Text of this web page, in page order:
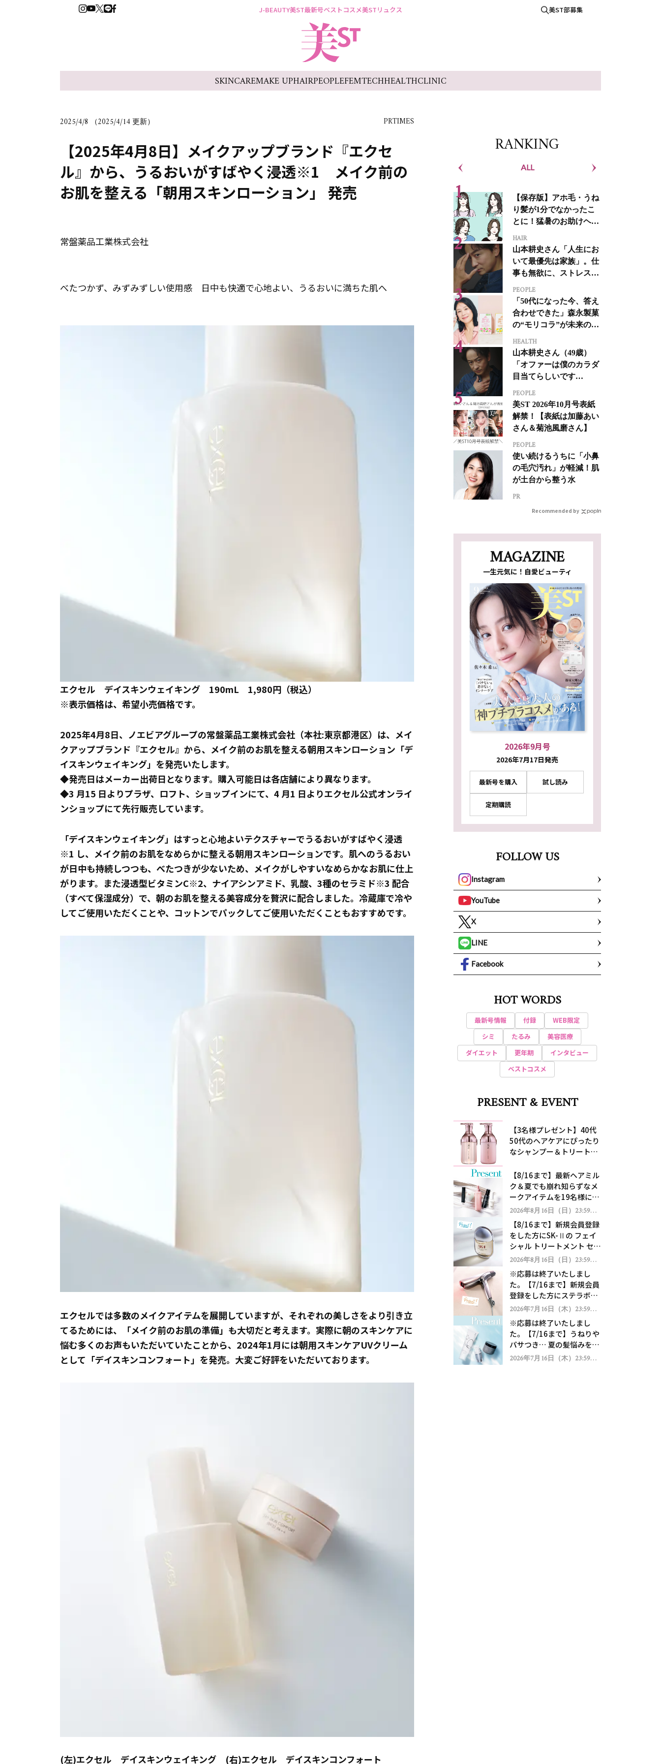
J-BEAUTY美ST最新号ベストコスメ美STリュクス 美ST部募集
SKINCAREMAKE UPHAIRPEOPLEFEMTECHHEALTHCLINIC
2025/4/8 （2025/4/14 更新） PRTIMES
【2025年4月8日】メイクアップブランド『エクセ
ル』から、うるおいがすばやく浸透※1 メイク前の
お肌を整える「朝用スキンローション」 発売
常盤薬品工業株式会社
べたつかず、みずみずしい使用感 日中も快適で心地よい、うるおいに満ちた肌へ
エクセル デイスキンウェイキング 190mL 1,980円（税込）
※表示価格は、希望小売価格です。
2025年4月8日、ノエビアグループの常盤薬品工業株式会社（本社:東京都港区）は、メイ
クアップブランド『エクセル』から、メイク前のお肌を整える朝用スキンローション「デ
イスキンウェイキング」を発売いたします。
◆発売日はメーカー出荷日となります。購入可能日は各店舗により異なります。
◆3 月15 日よりプラザ、ロフト、ショップインにて、4 月1 日よりエクセル公式オンライ
ンショップにて先行販売しています。
「デイスキンウェイキング」はすっと心地よいテクスチャーでうるおいがすばやく浸透
※1 し、メイク前のお肌をなめらかに整える朝用スキンローションです。肌へのうるおい
が日中も持続しつつも、べたつきが少ないため、メイクがしやすいなめらかなお肌に仕上
がります。また浸透型ビタミンC※2、ナイアシンアミド、乳酸、3種のセラミド※3 配合
（すべて保湿成分）で、朝のお肌を整える美容成分を贅沢に配合しました。冷蔵庫で冷や
してご使用いただくことや、コットンでパックしてご使用いただくこともおすすめです。
エクセルでは多数のメイクアイテムを展開していますが、それぞれの美しさをより引き立
てるためには、「メイク前のお肌の準備」も大切だと考えます。実際に朝のスキンケアに
悩む多くのお声もいただいていたことから、2024年1月には朝用スキンケアUVクリーム
として「デイスキンコンフォート」を発売。大変ご好評をいただいております。
(左)エクセル デイスキンウェイキング (右)エクセル デイスキンコンフォート
RANKING
ALL
【保存版】アホ毛・うね
り髪が1分でなかったこ
とに！猛暑のお助けヘア
HAIR
山本耕史さん「人生にお
いて最優先は家族」。仕
事も無欲に、ストレスを
PEOPLE
「50代になった今、答え
合わせできた」森永製菓
の“モリコラ”が未来のキ
HEALTH
山本耕史さん（49歳）
「オファーは僕のカラダ
目当てらしいです
ジカルへの挑戦
PEOPLE
美ST 2026年10月号表紙
解禁！【表紙は加藤あい
さん＆菊池風磨さん】
PEOPLE
使い続けるうちに「小鼻
の毛穴汚れ」が軽減！肌
が土台から整う水
PR
Recommended by
MAGAZINE
一生元気に！自愛ビューティ
2026年9月号
2026年7月17日発売
最新号を購入 試し読み
定期購読
FOLLOW US
Instagram
YouTube
X
LINE
Facebook
HOT WORDS
最新号情報 付録
WEB限定
シミ
たるみ
美容医療
ダイエット
更年期
インタビュー
ベストコスメ
PRESENT & EVENT
【3名様プレゼント】40代
50代のヘアケアにぴったり
なシャンプー＆トリートメ
処！
【8/16まで】最新ヘアミル
ク＆夏でも崩れ知らずなメ
ークアイテムを19名様にプ
レゼント！
2026年8月16日（日）23:59ま
で【8/16まで】新規会員登録
をした方にSK-Ⅱの フェイ
シャル トリートメント セラ
ムをプレゼント！
2026年8月16日（日）23:59ま
※応募は終了いたしまし
た。【7/16まで】新規会員
登録をした方にステラボー
テのシャインリバース ヘア
ゼント！
2026年7月16日（木）23:59ま
※応募は終了いたしまし
た。【7/16まで】うねりや
パサつき… 夏の髪悩みを解
消するヘアケアアイテムを
2026年7月16日（木）23:59ま